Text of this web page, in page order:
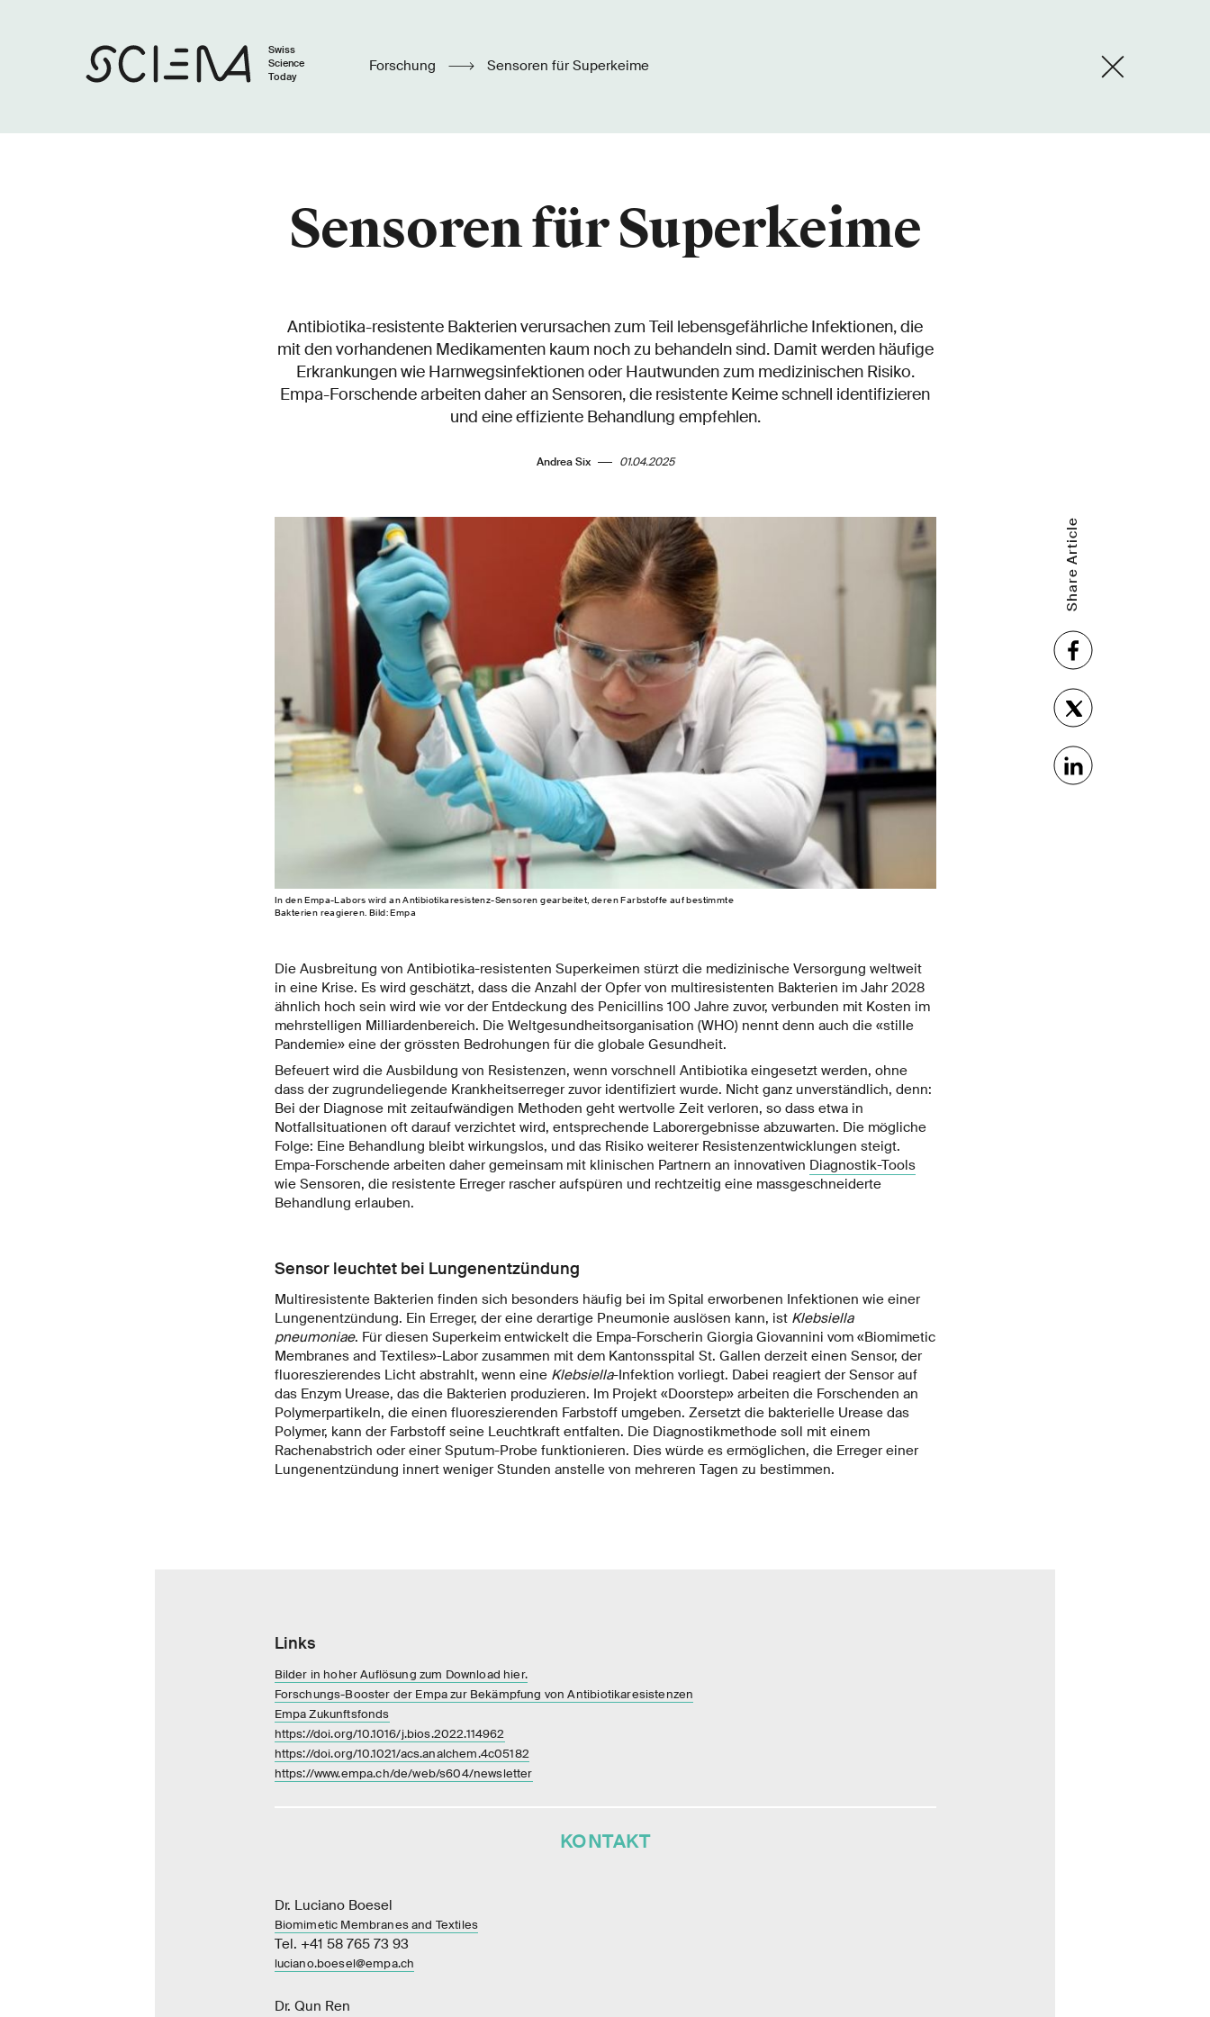
Swiss
Science
Today
Forschung Sensoren für Superkeime
Sensoren für Superkeime
Antibiotika-resistente Bakterien verursachen zum Teil lebensgefährliche Infektionen, die
mit den vorhandenen Medikamenten kaum noch zu behandeln sind. Damit werden häufige
Erkrankungen wie Harnwegsinfektionen oder Hautwunden zum medizinischen Risiko.
Empa-Forschende arbeiten daher an Sensoren, die resistente Keime schnell identifizieren
und eine effiziente Behandlung empfehlen.
Andrea Six 01.04.2025
In den Empa-Labors wird an Antibiotikaresistenz-Sensoren gearbeitet, deren Farbstoffe auf bestimmte
Bakterien reagieren. Bild: Empa
Share Article
Die Ausbreitung von Antibiotika-resistenten Superkeimen stürzt die medizinische Versorgung weltweit
in eine Krise. Es wird geschätzt, dass die Anzahl der Opfer von multiresistenten Bakterien im Jahr 2028
ähnlich hoch sein wird wie vor der Entdeckung des Penicillins 100 Jahre zuvor, verbunden mit Kosten im
mehrstelligen Milliardenbereich. Die Weltgesundheitsorganisation (WHO) nennt denn auch die «stille
Pandemie» eine der grössten Bedrohungen für die globale Gesundheit.
Befeuert wird die Ausbildung von Resistenzen, wenn vorschnell Antibiotika eingesetzt werden, ohne
dass der zugrundeliegende Krankheitserreger zuvor identifiziert wurde. Nicht ganz unverständlich, denn:
Bei der Diagnose mit zeitaufwändigen Methoden geht wertvolle Zeit verloren, so dass etwa in
Notfallsituationen oft darauf verzichtet wird, entsprechende Laborergebnisse abzuwarten. Die mögliche
Folge: Eine Behandlung bleibt wirkungslos, und das Risiko weiterer Resistenzentwicklungen steigt.
Empa-Forschende arbeiten daher gemeinsam mit klinischen Partnern an innovativen Diagnostik-Tools
wie Sensoren, die resistente Erreger rascher aufspüren und rechtzeitig eine massgeschneiderte
Behandlung erlauben.
Sensor leuchtet bei Lungenentzündung
Multiresistente Bakterien finden sich besonders häufig bei im Spital erworbenen Infektionen wie einer
Lungenentzündung. Ein Erreger, der eine derartige Pneumonie auslösen kann, ist Klebsiella
pneumoniae. Für diesen Superkeim entwickelt die Empa-Forscherin Giorgia Giovannini vom «Biomimetic
Membranes and Textiles»-Labor zusammen mit dem Kantonsspital St. Gallen derzeit einen Sensor, der
fluoreszierendes Licht abstrahlt, wenn eine Klebsiella-Infektion vorliegt. Dabei reagiert der Sensor auf
das Enzym Urease, das die Bakterien produzieren. Im Projekt «Doorstep» arbeiten die Forschenden an
Polymerpartikeln, die einen fluoreszierenden Farbstoff umgeben. Zersetzt die bakterielle Urease das
Polymer, kann der Farbstoff seine Leuchtkraft entfalten. Die Diagnostikmethode soll mit einem
Rachenabstrich oder einer Sputum-Probe funktionieren. Dies würde es ermöglichen, die Erreger einer
Lungenentzündung innert weniger Stunden anstelle von mehreren Tagen zu bestimmen.
Links
Bilder in hoher Auflösung zum Download hier.
Forschungs-Booster der Empa zur Bekämpfung von Antibiotikaresistenzen
Empa Zukunftsfonds
https://doi.org/10.1016/j.bios.2022.114962
https://doi.org/10.1021/acs.analchem.4c05182
https://www.empa.ch/de/web/s604/newsletter
KONTAKT
Dr. Luciano Boesel
Biomimetic Membranes and Textiles
Tel. +41 58 765 73 93
luciano.boesel@empa.ch
Dr. Qun Ren